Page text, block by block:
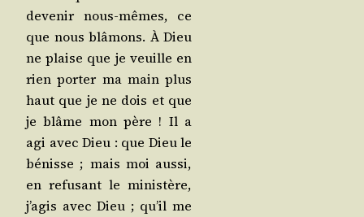
deve­nir nous-mêmes, ce
que nous blâ­mons. À Dieu
ne plaise que je veuille en
rien por­ter ma main plus
haut que je ne dois et que
je blâme mon père ! Il a
agi avec Dieu : que Dieu le
bénisse ; mais moi aus­si,
en refu­sant le minis­tère,
j’a­gis avec Dieu ; qu’il me